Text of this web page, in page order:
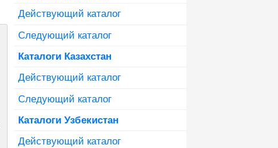
Действующий каталог
Следующий каталог
Каталоги Казахстан
Действующий каталог
Следующий каталог
Каталоги Узбекистан
Действующий каталог